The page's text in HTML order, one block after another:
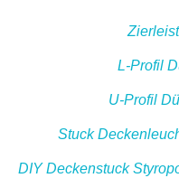
L-Profil
U-Profil
Stuck
DIY Deckenstuck